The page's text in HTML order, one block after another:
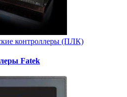
контроллеры (ПЛК)
Fatek